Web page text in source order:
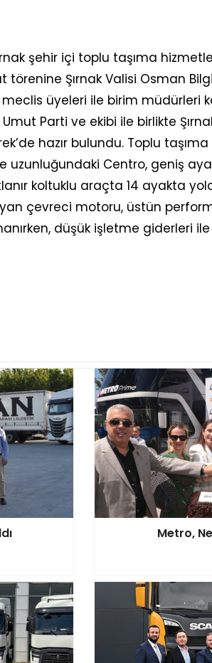
şehir içi toplu taşıma
Şırnak Valisi Osman
üyeleri ile birim müdürleri
Parti ve ekibi ile birlikte
hazır bulundu. Toplu
uzunluğundaki Centro, geniş
koltuklu araçta 14 ayakta
çevreci motoru, üstün
düşük işletme giderleri
Metro,